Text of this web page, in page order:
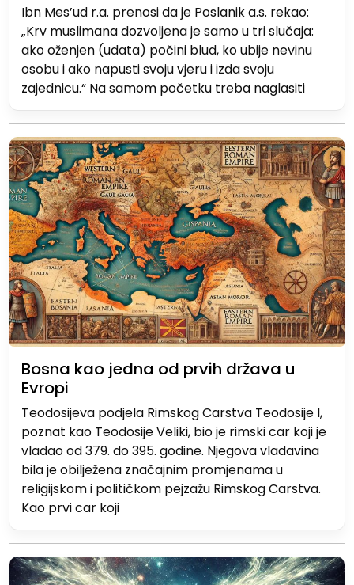
Ibn Mes’ud r.a. prenosi da je Poslanik a.s. rekao:
„Krv muslimana dozvoljena je samo u tri slučaja:
ako oženjen (udata) počini blud, ko ubije nevinu
osobu i ako napusti svoju vjeru i izda svoju
zajednicu.“ Na samom početku treba naglasiti
Bosna kao jedna od prvih država u
Evropi
Teodosijeva podjela Rimskog Carstva Teodosije I,
poznat kao Teodosije Veliki, bio je rimski car koji je
vladao od 379. do 395. godine. Njegova vladavina
bila je obilježena značajnim promjenama u
religijskom i političkom pejzažu Rimskog Carstva.
Kao prvi car koji